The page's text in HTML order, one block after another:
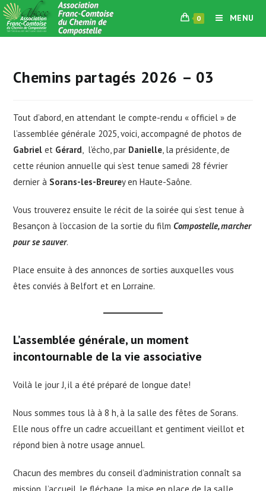
Skip
to
content
0 MENU
Chemins partagés 2026 – 03
Tout d’abord, en attendant le compte-rendu « officiel » de
l’assemblée générale 2025, voici, accompagné de photos de
Gabrielet Gérard, l’écho, par Danielle, la présidente, de
cette réunion annuelle qui s’est tenue samedi 28 février
dernier à Sorans-les-Breurey en Haute-Saône.
Vous trouverez ensuite le récit de la soirée qui s’est tenue à
Besançon à l’occasion de la sortie du film Compostelle, marcher
pour se sauver.
Place ensuite à des annonces de sorties auxquelles vous
êtes conviés à Belfort et en Lorraine.
L’assemblée générale, un moment
incontournable de la vie associative
Voilà le jour J, il a été préparé de longue date!
Nous sommes tous là à 8 h, à la salle des fêtes de Sorans.
Elle nous offre un cadre accueillant et gentiment vieillot et
répond bien à notre usage annuel.
Chacun des membres du conseil d’administration connaît sa